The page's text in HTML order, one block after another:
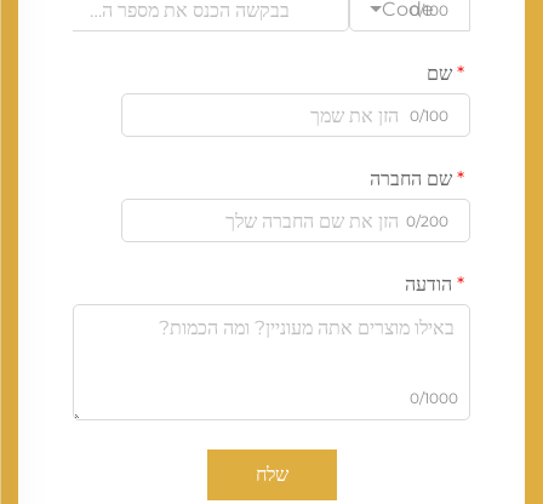
Code
0/100
שם
0/100
שם החברה
0/200
הודעה
0/1000
שלח